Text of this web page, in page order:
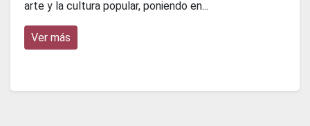
arte y la cultura popular, poniendo en...
Ver más